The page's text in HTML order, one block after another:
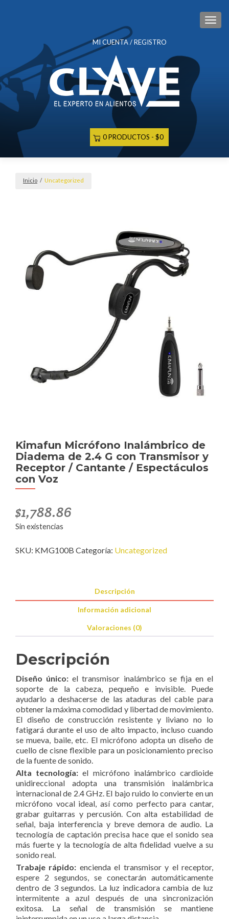
MI CUENTA / REGISTRO
0 PRODUCTOS $0
Inicio / Uncategorized
Kimafun Micrófono Inalámbrico de
Diadema de 2.4 G con Transmisor y
Receptor / Cantante / Espectáculos
con Voz
$1,788.86
Sin existencias
SKU: KMG100B Categoría: Uncategorized
Descripción
Información adicional
Valoraciones (0)
Descripción
Diseño único: el transmisor inalámbrico se fija en el
soporte de la cabeza, pequeño e invisible. Puede
ayudarlo a deshacerse de las ataduras del cable para
obtener la máxima comodidad y libertad de movimiento.
El diseño de construcción resistente y liviano no lo
fatigará durante el uso de alto impacto, incluso cuando
se mueva, baile, etc. El micrófono adopta un diseño de
cuello de cisne flexible para un posicionamiento preciso
de la fuente de sonido.
Alta tecnología: el micrófono inalámbrico cardioide
unidireccional adopta una transmisión inalámbrica
internacional de 2.4 GHz. El bajo ruido lo convierte en un
micrófono vocal ideal, así como perfecto para cantar,
grabar guitarras y percusión. Con alta estabilidad de
señal, baja interferencia y breve demora de audio. La
tecnología de captación precisa hace que el sonido sea
más fuerte y la tecnología de alta fidelidad vuelve a su
sonido real.
Trabaje rápido: encienda el transmisor y el receptor,
espere 2 segundos, se conectarán automáticamente
dentro de 3 segundos. La luz indicadora cambia de luz
intermitente a azul después de una sincronización
exitosa. La señal de transmisión se mantiene